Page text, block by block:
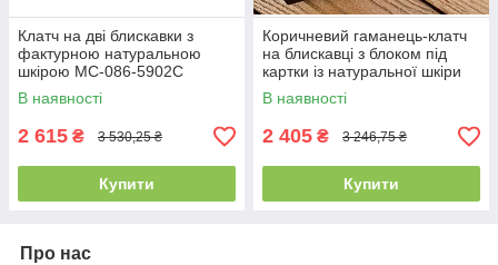
Клатч на дві блискавки з
фактурною натуральною
шкірою MC-086-5902С
В наявності
2 615 ₴ 3 530,25 ₴
Купити
Коричневий гаманець-клатч
на блискавці з блоком під
картки із натуральної шкіри
Marco Coverna MC086-5901С
В наявності
2 405 ₴ 3 246,75 ₴
Купити
Про нас